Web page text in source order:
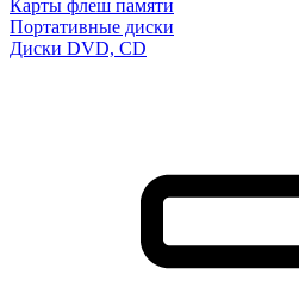
Карты флеш памяти
Портативные диски
Диски DVD, CD